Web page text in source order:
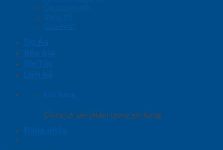
Ốp tường gỗ
Vách gỗ
Cửa kính
Dự Án
Báo Giá
Tin Tức
Liên hệ
Giỏ hàng
Chưa có sản phẩm trong giỏ hàng.
Đăng nhập